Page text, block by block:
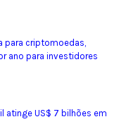
para criptomoedas,
ano para investidores
atinge US$ 7 bilhões em